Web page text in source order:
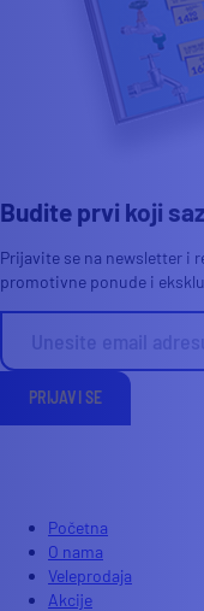
Budite prvi koji
Prijavite se na newsletter i
promotivne ponude i
PRIJAVI SE
Početna
O nama
Veleprodaja
Akcije